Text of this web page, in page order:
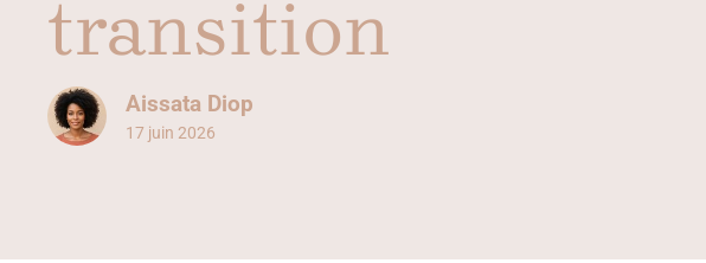
transition
Aissata Diop
17 juin 2026